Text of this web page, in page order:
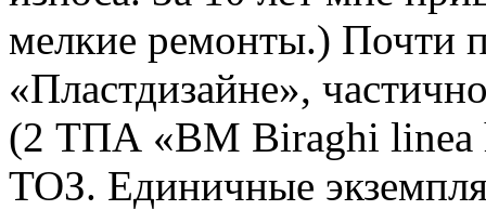
мелкие ремонты.) Почти
«Пластдизайне»,
(2 ТПА «BM Biraghi linea
ТОЗ. Единичные